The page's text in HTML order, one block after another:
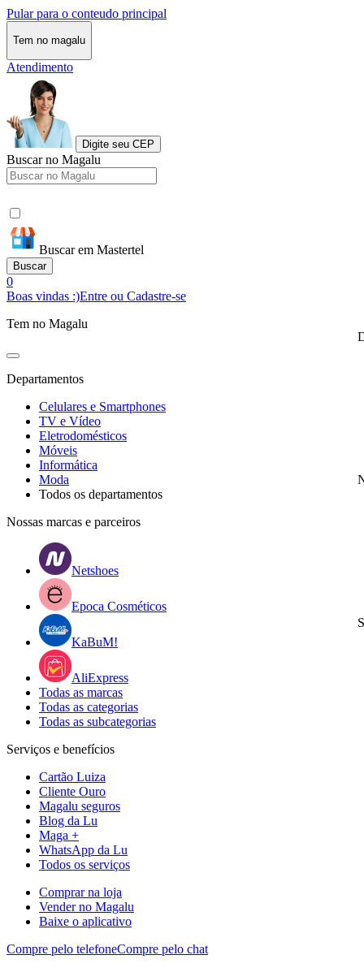
Pular para o conteudo principal
Tem no magalu
Atendimento
Digite seu CEP
Buscar no Magalu
Buscar em Mastertel
Buscar
0
Boas vindas :)Entre ou Cadastre-se
Tem no Magalu
Departamentos
Celulares e Smartphones
TV e Vídeo
Eletrodomésticos
Móveis
Informática
Moda
Todos os departamentos
Nossas marcas e parceiros
Netshoes
Epoca Cosméticos
KaBuM!
AliExpress
Todas as marcas
Todas as categorias
Todas as subcategorias
Serviços e benefícios
Cartão Luiza
Cliente Ouro
Magalu seguros
Blog da Lu
Maga +
WhatsApp da Lu
Todos os serviços
Comprar na loja
Vender no Magalu
Baixe o aplicativo
Compre pelo telefoneCompre pelo chat